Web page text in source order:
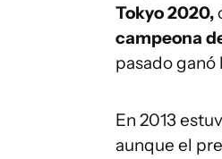
Tokyo 2020,
campeona
pasado ganó
En 2013
aunque el